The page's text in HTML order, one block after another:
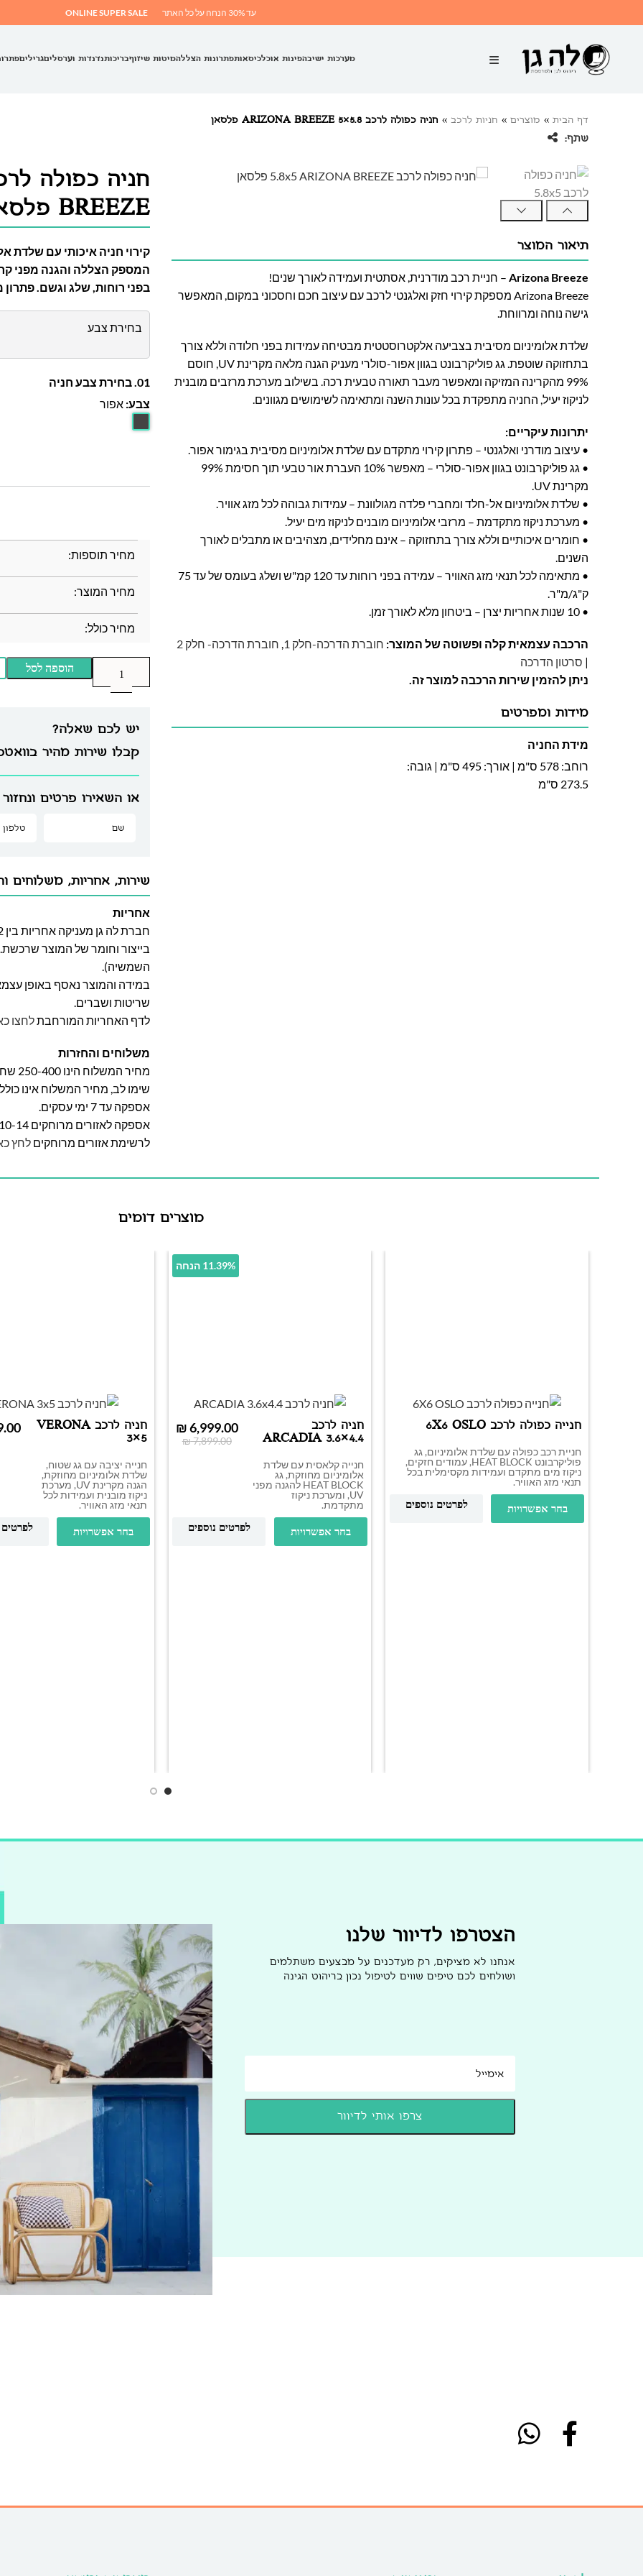
עד 30% הנחה על כל האתר ONLINE SUPER SALE
מערכות ישיבהפינות אוכלכיסאותפתרונות הצללהמיטות שיזוףבריכותנדנדות וערסליםגרילים
דף הבית » מוצרים » חניות לרכב » חניה כפולה לרכב 5.8×5 ARIZONA BREEZE פלסאן
שתף:
תיאור המוצר
Arizona Breeze – חניית רכב מודרנית, אסתטית ועמידה לאורך שנים!
Arizona Breeze מספקת קירוי חזק ואלגנטי לרכב עם עיצוב חכם וחסכוני במקום, המאפשר
גישה נוחה ומרווחת.
שלדת אלומיניום מסיבית בצביעה אלקטרוסטטית מבטיחה עמידות בפני חלודה וללא צורך
בתחזוקה שוטפת. גג פוליקרבונט בגוון אפור-סולרי מעניק הגנה מלאה מקרינת UV, חוסם
99% מהקרינה המזיקה ומאפשר מעבר תאורה טבעית רכה. בשילוב מערכת מרזבים מובנית
לניקוז יעיל, החניה מתפקדת בכל עונות השנה ומתאימה לשימושים מגוונים.
יתרונות עיקריים:
• עיצוב מודרני ואלגנטי – פתרון קירוי מתקדם עם שלדת אלומיניום מסיבית בגימור אפור.
• גג פוליקרבונט בגוון אפור-סולרי – מאפשר 10% העברת אור טבעי תוך חסימת 99%
מקרינת UV.
• שלדת אלומיניום אל-חלד ומחברי פלדה מגולוונת – עמידות גבוהה לכל מזג אוויר.
• מערכת ניקוז מתקדמת – מרזבי אלומיניום מובנים לניקוז מים יעיל.
• חומרים איכותיים וללא צורך בתחזוקה – אינם מחלידים, מצהיבים או מתבלים לאורך
השנים.
• מתאימה לכל תנאי מזג האוויר – עמידה בפני רוחות עד 120 קמ"ש ושלג בעומס של עד 75
ק"ג/מ"ר.
• 10 שנות אחריות יצרן – ביטחון מלא לאורך זמן.
הרכבה עצמאית קלה ופשוטה של המוצר: חוברת הדרכה-חלק 1 , חוברת הדרכה- חלק 2
| סרטון הדרכה
ניתן להזמין שירות הרכבה למוצר זה.
מידות ומפרטים
מידת החניה
רוחב: 578 ס"מ | אורך: 495 ס"מ | גובה:
273.5 ס"מ
BREEZE פלסאן
קירוי חניה איכותי עם שלדת
בפני רוחות, שלג וגשם.
בחירת צבע
01. בחירת צבע חניה
צבע: אפור
מחיר תוספות:
מחיר המוצר:
מחיר כולל:
הוספה לסל
יש לכם שאלה?
קבלו שירות מהיר
או השאירו פרטים
שירות, אחריות, משלוחים
אחריות
בייצור וחומר של המוצר שרכשת.
השמשיה).
במידה והמוצר נאסף באופן
שריטות ושברים.
לדף האחריות המורחבתלחצו
משלוחים והחזרות
מחיר המשלוח הינו 250-400 שח וייקבע על פי אזור מגוריכם.
שימו לב, מחיר המשלוח אינו
אספקה עד 7 ימי עסקים.
אספקה לאזורים מרוחקים 10-14 ימי עסקים
לרשימת אזורים מרוחקים לחץ
מוצרים דומים
חנייה כפולה לרכב 6X6 OSLO
חניית רכב כפולה עם שלדת אלומיניום, גג
פוליקרבונט HEAT BLOCK, עמודים חזקים,
ניקוז מים מתקדם ועמידות מקסימלית בכל
תנאי מזג האוויר.
בחר אפשרויות לפרטים נוספים
11.39% הנחה
חניה לרכב
ARCADIA 3.6×4.4
חנייה קלאסית עם שלדת
אלומיניום מחוזקת, גג
HEAT BLOCK להגנה מפני
UV, ומערכת ניקוז
מתקדמת.
₪7,899.00
₪6,999.00
בחר אפשרויות לפרטים נוספים
חניה לרכב VERONA
3×5
חנייה יציבה עם גג שטוח,
שלדת אלומיניום מחוזקת,
הגנה מקרינת UV, מערכת
ניקוז מובנית ועמידות לכל
תנאי מזג האוויר.
בחר אפשרויות לפרטים
הצטרפו לדיוור שלנו
אנחנו לא מציקים, רק מעדכנים על מבצעים משתלמים
ושולחים לכם טיפים שווים לטיפול נכון בריהוט הגינה